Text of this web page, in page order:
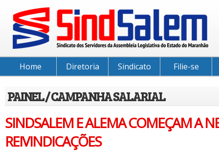
Home Diretoria Sindicato Filie-se
PAINEL / CAMPANHA SALARIAL
SINDSALEM E ALEMA COMEÇAM A
REIVINDICAÇÕES